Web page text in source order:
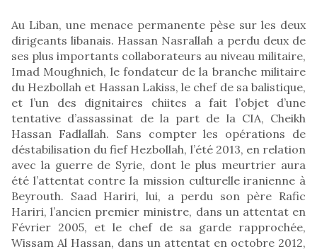
Au Liban, une menace permanente pèse sur les deux
dirigeants libanais. Hassan Nasrallah a perdu deux de
ses plus importants collaborateurs au niveau militaire,
Imad Moughnieh, le fondateur de la branche militaire
du Hezbollah et Hassan Lakiss, le chef de sa balistique,
et l’un des dignitaires chiites a fait l’objet d’une
tentative d’assassinat de la part de la CIA, Cheikh
Hassan Fadlallah. Sans compter les opérations de
déstabilisation du fief Hezbollah, l’été 2013, en relation
avec la guerre de Syrie, dont le plus meurtrier aura
été l’attentat contre la mission culturelle iranienne à
Beyrouth. Saad Hariri, lui, a perdu son père Rafic
Hariri, l’ancien premier ministre, dans un attentat en
Février 2005, et le chef de sa garde rapprochée,
Wissam Al Hassan, dans un attentat en octobre 2012,